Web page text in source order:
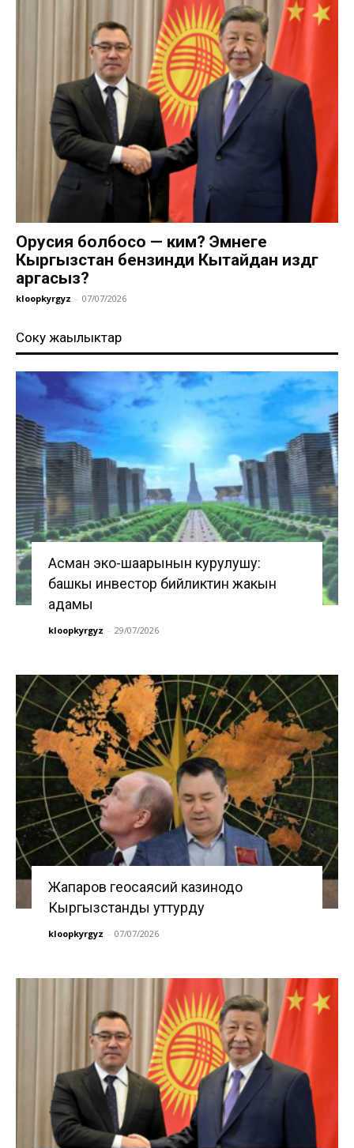
Орусия болбосо — ким? Эмнеге
Кыргызстан бензинди Кытайдан издөөгө
аргасыз?
kloopkyrgyz - 07/07/2026
Соңку жаңылыктар
Асман эко-шаарынын курулушу:
башкы инвестор бийликтин жакын
адамы
kloopkyrgyz - 29/07/2026
Жапаров геосаясий казинодо
Кыргызстанды уттурду
kloopkyrgyz - 07/07/2026